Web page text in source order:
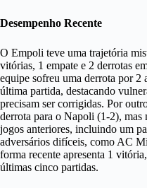
Desempenho Recente
O Empoli teve uma trajetória
vitórias, 1 empate e 2 derrotas
equipe sofreu uma derrota por 2
última partida, destacando
precisam ser corrigidas. Por
derrota para o Napoli (1-2), mas
jogos anteriores, incluindo um
adversários difíceis, como AC
forma recente apresenta 1
últimas cinco partidas.